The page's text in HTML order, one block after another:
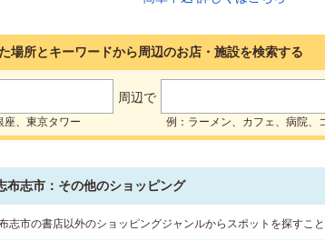
場所とキーワードから周辺のお店・施設を検索する
周辺で
座、東京タワー 例：ラーメン、カフェ、病院、
布志市：その他のショッピング
志市の書店以外のショッピングジャンルからスポットを探すこと